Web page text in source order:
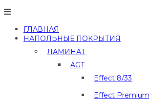
Люберцах
МОЙ
ПОЛ
ГЛАВНАЯ
НАПОЛЬНЫЕ ПОКРЫТИЯ
ЛАМИНАТ
AGT
Effect 8/33
Effect Premium